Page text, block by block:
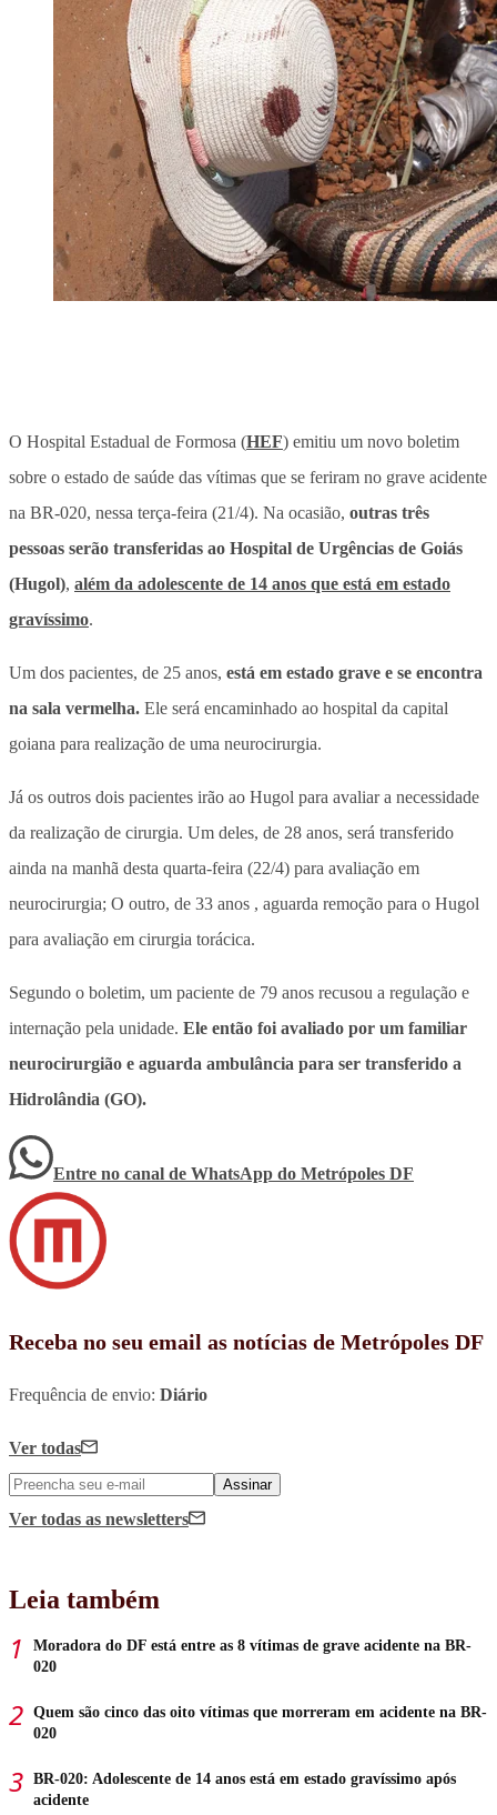
O Hospital Estadual de Formosa (HEF) emitiu um novo boletim
sobre o estado de saúde das vítimas que se feriram no grave acidente
na BR-020, nessa terça-feira (21/4). Na ocasião, outras três
pessoas serão transferidas ao Hospital de Urgências de Goiás
(Hugol), além da adolescente de 14 anos que está em estado
gravíssimo.
Um dos pacientes, de 25 anos, está em estado grave e se encontra
na sala vermelha. Ele será encaminhado ao hospital da capital
goiana para realização de uma neurocirurgia.
Já os outros dois pacientes irão ao Hugol para avaliar a necessidade
da realização de cirurgia. Um deles, de 28 anos, será transferido
ainda na manhã desta quarta-feira (22/4) para avaliação em
neurocirurgia; O outro, de 33 anos , aguarda remoção para o Hugol
para avaliação em cirurgia torácica.
Segundo o boletim, um paciente de 79 anos recusou a regulação e
internação pela unidade. Ele então foi avaliado por um familiar
neurocirurgião e aguarda ambulância para ser transferido a
Hidrolândia (GO).
Entre no canal de WhatsApp do Metrópoles DF
Receba no seu email as notícias de Metrópoles DF
Frequência de envio: Diário
Ver todas
Assinar
Ver todas as newsletters
Leia também
Moradora do DF está entre as 8 vítimas de grave acidente na BR-
020
Quem são cinco das oito vítimas que morreram em acidente na BR-
020
BR-020: Adolescente de 14 anos está em estado gravíssimo após
acidente